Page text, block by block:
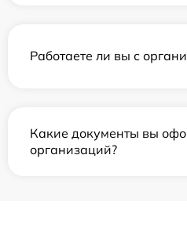
Работаете ли вы с
Какие документы вы
организаций?